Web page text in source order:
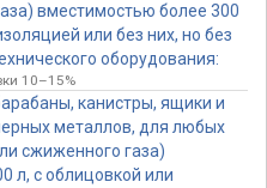
вместимостью более 300
или без них, но без
оборудования:
10–15%
канистры, ящики и
металлов, для любых
сжиженного газа)
л, с облицовкой или